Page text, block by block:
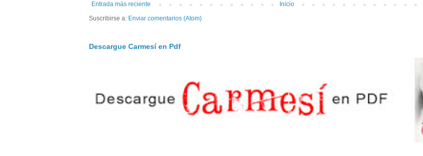
Entrada más reciente
Inicio
Suscribirse a: Enviar comentarios (Atom)
Descargue Carmesí en Pdf